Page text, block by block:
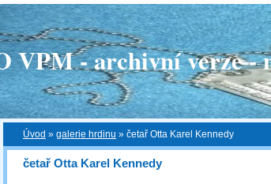
VPM - archivní verze -
Úvod » galerie hrdinu » četař Otta Karel Kennedy
četař Otta Karel Kennedy